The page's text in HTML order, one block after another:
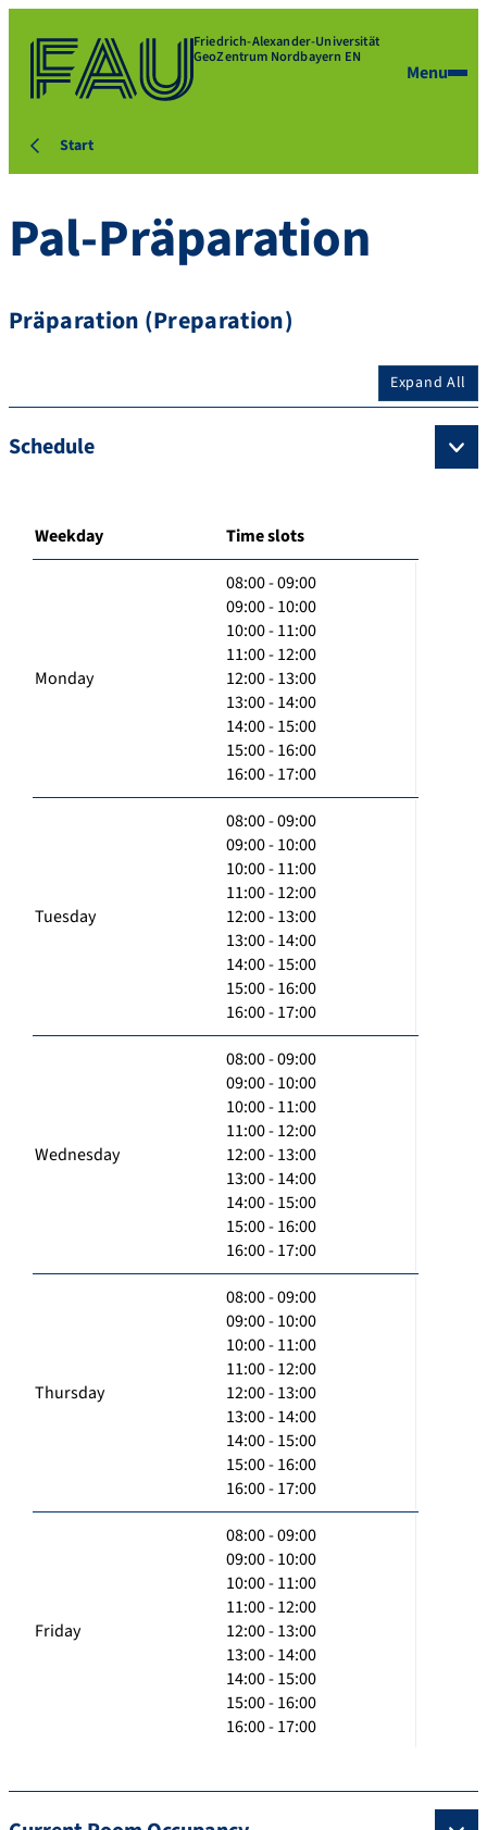
Friedrich-Alexander-Universität
GeoZentrum Nordbayern EN
Menu
Start
Pal-Präparation
Präparation (Preparation)
Expand All
Schedule
Weekday Time slots
Monday
08:00 - 09:00
09:00 - 10:00
10:00 - 11:00
11:00 - 12:00
12:00 - 13:00
13:00 - 14:00
14:00 - 15:00
15:00 - 16:00
16:00 - 17:00
Tuesday
08:00 - 09:00
09:00 - 10:00
10:00 - 11:00
11:00 - 12:00
12:00 - 13:00
13:00 - 14:00
14:00 - 15:00
15:00 - 16:00
16:00 - 17:00
Wednesday
08:00 - 09:00
09:00 - 10:00
10:00 - 11:00
11:00 - 12:00
12:00 - 13:00
13:00 - 14:00
14:00 - 15:00
15:00 - 16:00
16:00 - 17:00
Thursday
08:00 - 09:00
09:00 - 10:00
10:00 - 11:00
11:00 - 12:00
12:00 - 13:00
13:00 - 14:00
14:00 - 15:00
15:00 - 16:00
16:00 - 17:00
Friday
08:00 - 09:00
09:00 - 10:00
10:00 - 11:00
11:00 - 12:00
12:00 - 13:00
13:00 - 14:00
14:00 - 15:00
15:00 - 16:00
16:00 - 17:00